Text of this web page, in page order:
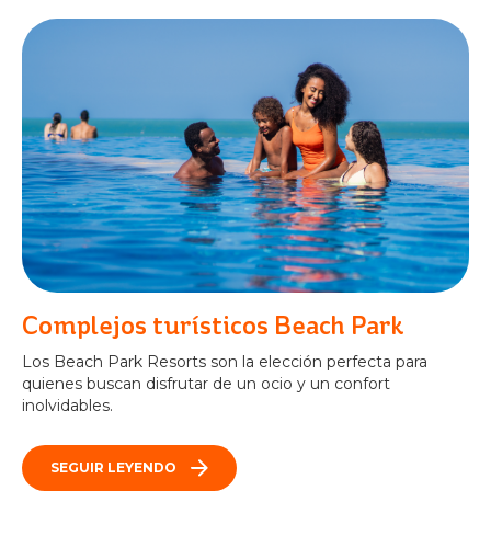
Complejos turísticos Beach Park
Los Beach Park Resorts son la elección perfecta para
quienes buscan disfrutar de un ocio y un confort
inolvidables.
SEGUIR LEYENDO